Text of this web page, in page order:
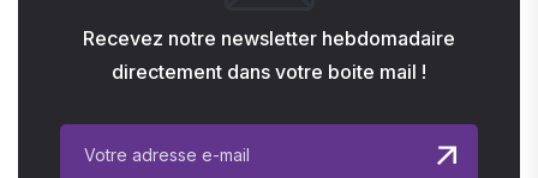
Recevez notre newsletter hebdomadaire
directement dans votre boite mail !